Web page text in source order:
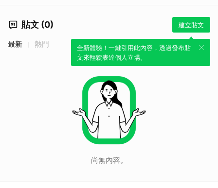
貼文 (0) 建立貼文
全新體驗！一鍵引用此內容，透過發布貼
文來輕鬆表達個人立場。
最新 熱門
尚無內容。